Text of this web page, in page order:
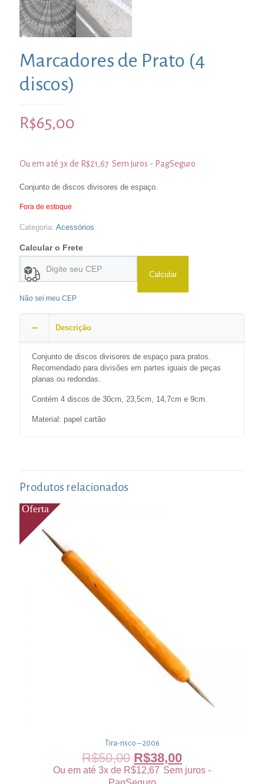
Marcadores de Prato (4
discos)
R$65,00
Ou em até 3x de R$21,67 Sem juros - PagSeguro
Conjunto de discos divisores de espaço.
Fora de estoque
Categoria: Acessórios
Calcular o Frete
Calcular
Não sei meu CEP
Descrição
Conjunto de discos divisores de espaço para pratos.
Recomendado para divisões em partes iguais de peças
planas ou redondas.
Contém 4 discos de 30cm, 23,5cm, 14,7cm e 9cm.
Material: papel cartão
Produtos relacionados
Tira-risco – 2006
R$50,00 R$38,00
Ou em até 3x de R$12,67 Sem juros -